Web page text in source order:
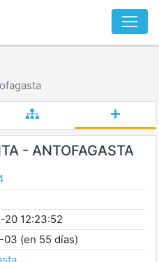
- ANTOFAGASTA
20 12:23:52
03 (en 55 días)